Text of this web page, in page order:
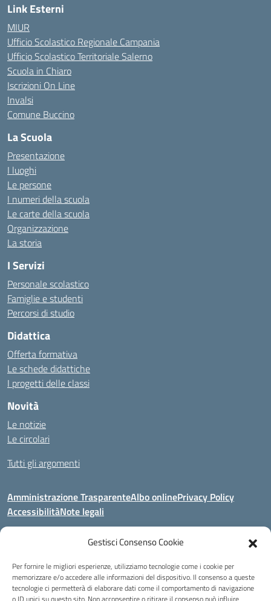
Gestisci Consenso Cookie
Per fornire le migliori esperienze, utilizziamo tecnologie come i cookie per
memorizzare e/o accedere alle informazioni del dispositivo. Il consenso a queste
tecnologie ci permetterà di elaborare dati come il comportamento di navigazione
Link Esterni
MIUR
Ufficio Scolastico Regionale Campania
Ufficio Scolastico Territoriale Salerno
Scuola in Chiaro
Iscrizioni On Line
Invalsi
Comune Buccino
La Scuola
Presentazione
I luoghi
Le persone
I numeri della scuola
Le carte della scuola
Organizzazione
La storia
I Servizi
Personale scolastico
Famiglie e studenti
Percorsi di studio
Didattica
Offerta formativa
Le schede didattiche
I progetti delle classi
Novità
Le notizie
Le circolari
Tutti gli argomenti
Amministrazione TrasparenteAlbo onlinePrivacy Policy
AccessibilitàNote legali
Centralino:0828 955033 Email:saic8be00q@istruzione.it
Posta elettronica certificata (PEC):saic8be00q@pec.istruzione.it